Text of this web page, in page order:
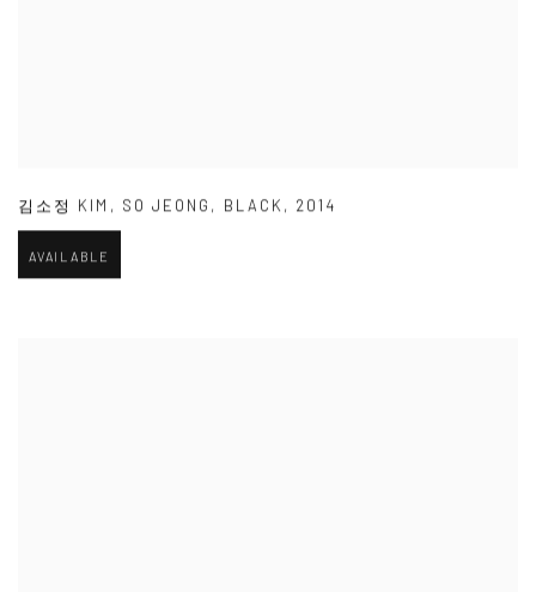
김소정 KIM , SO JEONG , BLACK , 2014
AVAILABLE